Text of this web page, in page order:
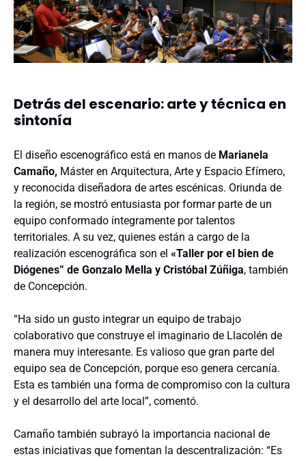
Detrás del escenario: arte y técnica en
sintonía
El diseño escenográfico está en manos de Marianela
Camaño, Máster en Arquitectura, Arte y Espacio Efímero,
y reconocida diseñadora de artes escénicas. Oriunda de
la región, se mostró entusiasta por formar parte de un
equipo conformado íntegramente por talentos
territoriales. A su vez, quienes están a cargo de la
realización escenográfica son el «Taller por el bien de
Diógenes” de Gonzalo Mella y Cristóbal Zúñiga, también
de Concepción.
“Ha sido un gusto integrar un equipo de trabajo
colaborativo que construye el imaginario de Llacolén de
manera muy interesante. Es valioso que gran parte del
equipo sea de Concepción, porque eso genera cercanía.
Esta es también una forma de compromiso con la cultura
y el desarrollo del arte local”, comentó.
Camaño también subrayó la importancia nacional de
estas iniciativas que fomentan la descentralización: “Es